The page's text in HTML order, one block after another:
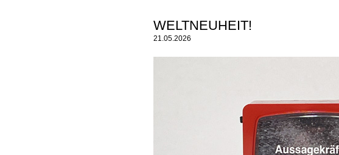
WELTNEUHEIT!
21.05.2026